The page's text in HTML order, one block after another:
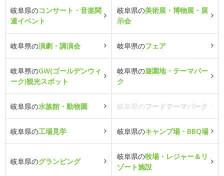
岐阜県のコンサート・音楽関
連イベント
岐阜県の美術展・博物展・展
示会
岐阜県の演劇・講演会 岐阜県のフェア
岐阜県のGW(ゴールデンウィ
ーク)観光スポット
岐阜県の遊園地・テーマパー
ク
岐阜県の水族館・動物園 岐阜県のフードテーマパーク
岐阜県の工場見学 岐阜県のキャンプ場・BBQ場
岐阜県のグランピング
岐阜県の牧場・レジャー＆リ
ゾート施設